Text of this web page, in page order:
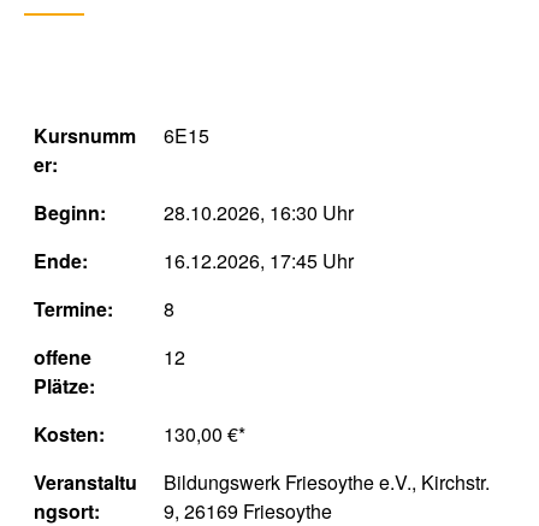
Kursnumm
er:
6E15
Beginn:
28.10.2026, 16:30 Uhr
Ende:
16.12.2026, 17:45 Uhr
Termine:
8
offene
Plätze:
12
Kosten:
130,00 €*
Veranstaltu
ngsort:
Bildungswerk Friesoythe e.V., Kirchstr.
9, 26169 Friesoythe